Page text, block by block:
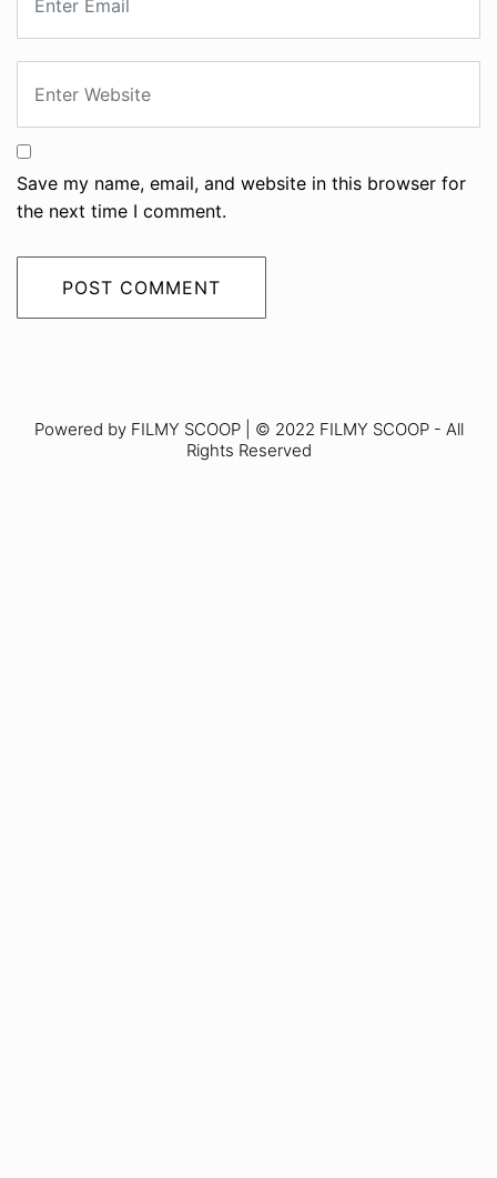
Save my name, email, and website in this browser for
the next time I comment.
Powered by FILMY SCOOP | © 2022 FILMY SCOOP - All
Rights Reserved